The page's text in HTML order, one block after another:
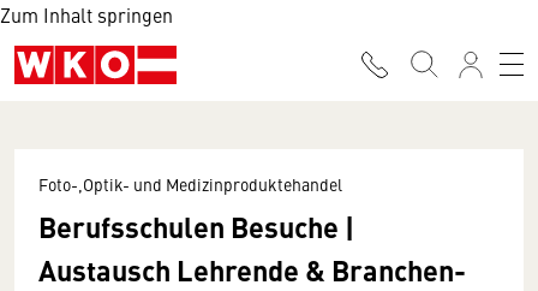
Zum Inhalt springen
Foto-,Optik- und Medizinproduktehandel
Berufsschulen Besuche |
Austausch Lehrende & Branchen­